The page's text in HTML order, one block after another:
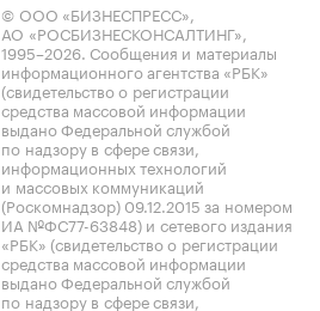
© ООО «БИЗНЕСПРЕСС»,
АО «РОСБИЗНЕСКОНСАЛТИНГ»,
1995–2026. Сообщения и материалы
информационного агентства «РБК»
(свидетельство о регистрации
средства массовой информации
выдано Федеральной службой
по надзору в сфере связи,
информационных технологий
и массовых коммуникаций
(Роскомнадзор) 09.12.2015 за номером
ИА №ФС77-63848) и сетевого издания
«РБК» (свидетельство о регистрации
средства массовой информации
выдано Федеральной службой
по надзору в сфере связи,